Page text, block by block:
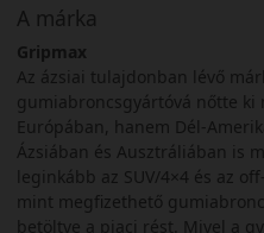
A márka
Gripmax
Az ázsiai tulajdonban lévő
gumiabroncsgyártóvá nőtte ki
Európában, hanem Dél-
Ázsiában és Ausztráliában is
leginkább az SUV/4×4 és az
mint megfizethető
betöltve a piaci rést. Mivel a